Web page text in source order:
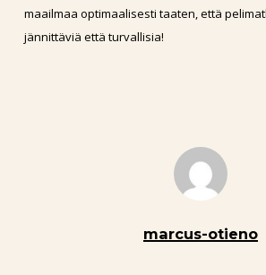
maailmaa optimaalisesti taaten, että
jännittäviä että turvallisia!
marcus-otieno